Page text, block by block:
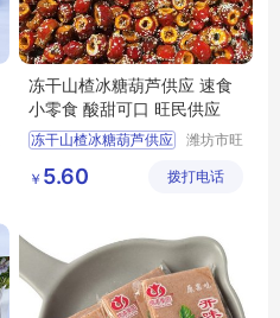
冻干山楂冰糖葫芦供应 速食
小零食 酸甜可口 旺民供应
冻干山楂冰糖葫芦供应
冻干山楂冰糖葫芦
潍坊市旺
限公司
￥ 5.60 拨打电话